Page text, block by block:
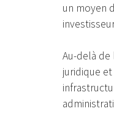
un moyen
Au-delà de
juridique